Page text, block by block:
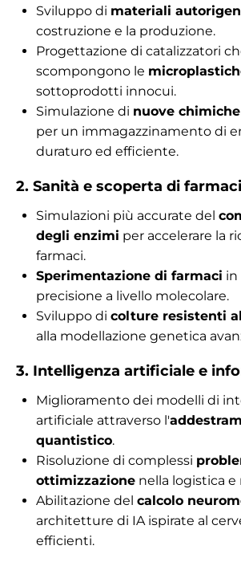
Sviluppo di materiali
costruzione e la produzione.
Progettazione di catalizzatori
scompongono le
sottoprodotti innocui.
Simulazione di nuove
per un immagazzinamento di
duraturo ed efficiente.
2. Sanità e scoperta di farmaci
Simulazioni più accurate del
degli enzimi per accelerare la
farmaci.
Sperimentazione di farmaci in
precisione a livello molecolare.
Sviluppo di colture resistenti
alla modellazione genetica
3. Intelligenza artificiale e
Miglioramento dei modelli di
artificiale attraverso l'
quantistico.
Risoluzione di complessi
ottimizzazione nella logistica e
Abilitazione del calcolo
architetture di IA ispirate al
efficienti.